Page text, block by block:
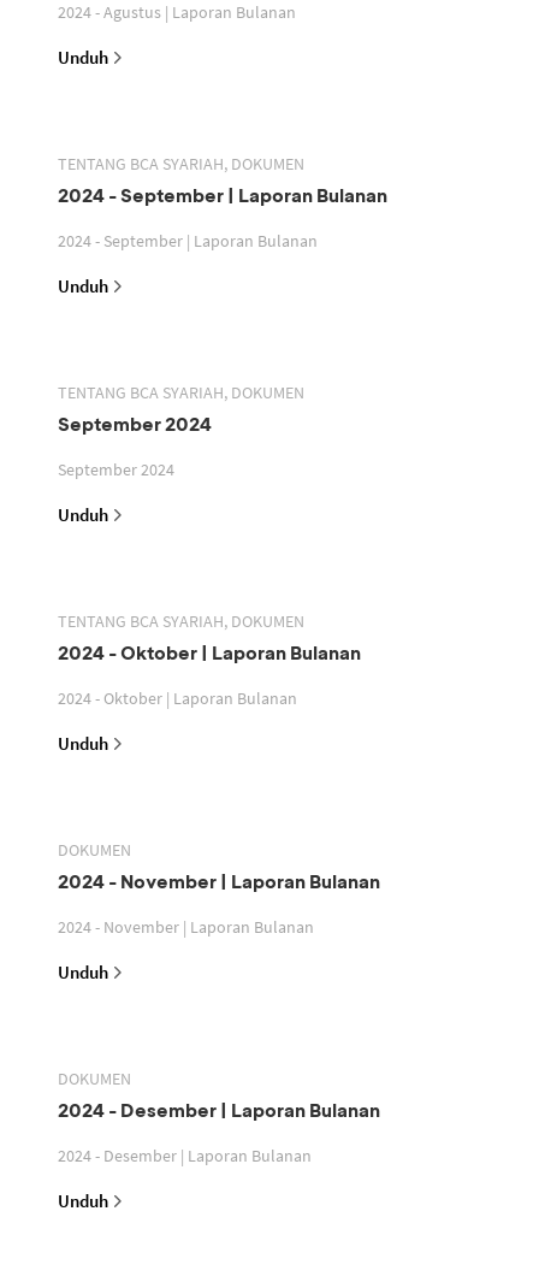
2024 - Agustus | Laporan Bulanan
Unduh
TENTANG BCA SYARIAH, DOKUMEN
2024 - September | Laporan Bulanan
2024 - September | Laporan Bulanan
Unduh
TENTANG BCA SYARIAH, DOKUMEN
September 2024
September 2024
Unduh
TENTANG BCA SYARIAH, DOKUMEN
2024 - Oktober | Laporan Bulanan
2024 - Oktober | Laporan Bulanan
Unduh
DOKUMEN
2024 - November | Laporan Bulanan
2024 - November | Laporan Bulanan
Unduh
DOKUMEN
2024 - Desember | Laporan Bulanan
2024 - Desember | Laporan Bulanan
Unduh